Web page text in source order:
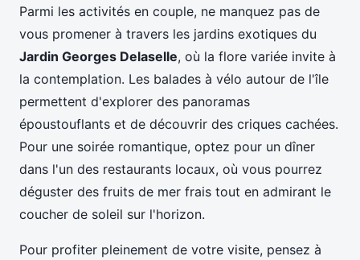
Parmi les activités en couple, ne manquez pas de
vous promener à travers les jardins exotiques du
Jardin Georges Delaselle, où la flore variée invite à
la contemplation. Les balades à vélo autour de l'île
permettent d'explorer des panoramas
époustouflants et de découvrir des criques cachées.
Pour une soirée romantique, optez pour un dîner
dans l'un des restaurants locaux, où vous pourrez
déguster des fruits de mer frais tout en admirant le
coucher de soleil sur l'horizon.
Pour profiter pleinement de votre visite, pensez à